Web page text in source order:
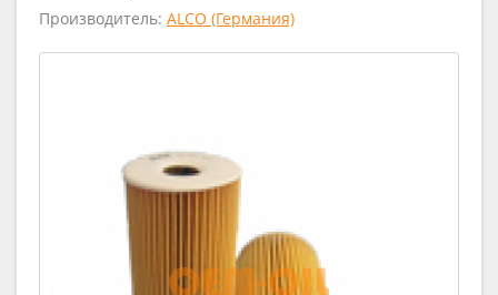
Производитель: ALCO (Германия)